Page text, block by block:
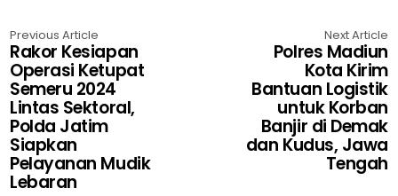
Previous Article
Rakor Kesiapan
Operasi Ketupat
Semeru 2024
Lintas Sektoral,
Polda Jatim
Siapkan
Pelayanan Mudik
Lebaran
Next Article
Polres Madiun
Kota Kirim
Bantuan Logistik
untuk Korban
Banjir di Demak
dan Kudus, Jawa
Tengah